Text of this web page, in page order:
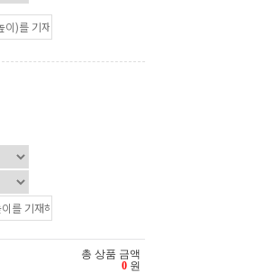
총 상품 금액
0 원